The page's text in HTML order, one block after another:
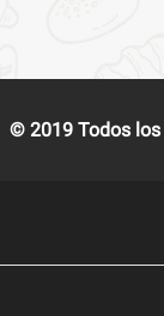
© 2019 Todos los